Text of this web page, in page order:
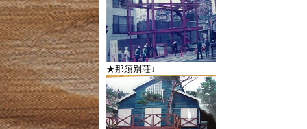
★那須別荘↓